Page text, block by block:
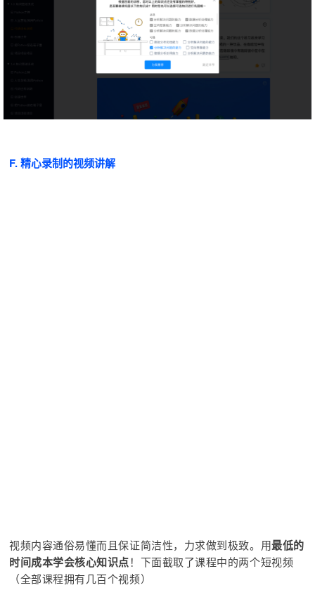
F. 精心录制的视频讲解
视频内容通俗易懂而且保证简洁性，力求做到极致。用最低的
时间成本学会核心知识点！下面截取了课程中的两个短视频
（全部课程拥有几百个视频）